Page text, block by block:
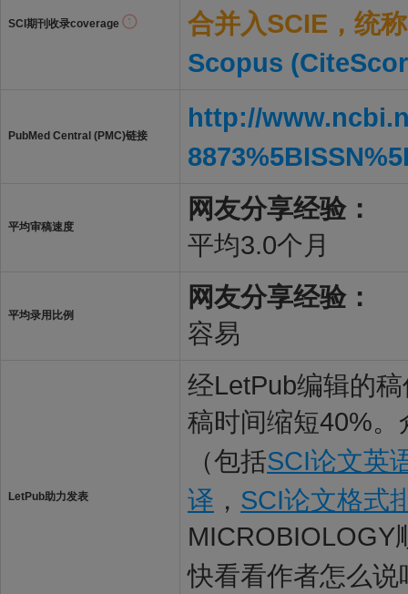
SCI期刊收录coverage
合并入SCIE，统
Scopus
PubMed Central (PMC)链接
http://
平均审稿速度
网友分享经验：
平均3.0个月
平均录用比例
网友分享经验：
容易
LetPub助力发表
经LetPub编辑的
稿时间缩短40%
（包括SCI论文英
译 ， SCI论文格式
MICROBIOLOGY
快看看作者怎么说